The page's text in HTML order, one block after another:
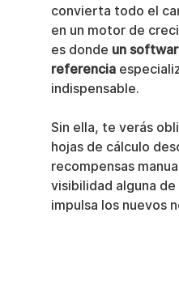
convierta todo el
en un motor de
es donde un
referencia
indispensable.
Sin ella, te verás
hojas de cálculo
recompensas
visibilidad alguna
impulsa los nuevos